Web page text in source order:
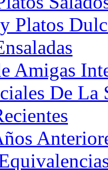
Platos
Amigas
De La